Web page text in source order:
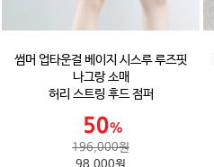
썸머 업타운걸 베이지 시스루 루즈핏
나그랑 소매
허리 스트링 후드 점퍼
196,000원